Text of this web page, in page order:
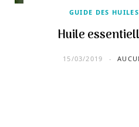
GUIDE DES
Huile
15/03/2019